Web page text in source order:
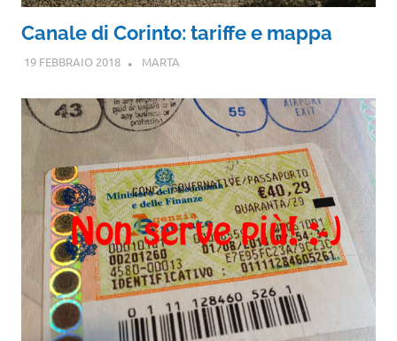
Canale di Corinto: tariffe e mappa
19 FEBBRAIO 2018 MARTA